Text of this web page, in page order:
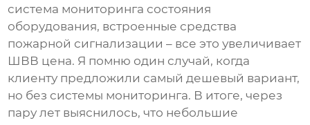
система мониторинга состояния
оборудования, встроенные средства
пожарной сигнализации – все это увеличивает
ШВВ цена. Я помню один случай, когда
клиенту предложили самый дешевый вариант,
но без системы мониторинга. В итоге, через
пару лет выяснилось, что небольшие